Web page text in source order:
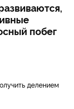
побег
делением